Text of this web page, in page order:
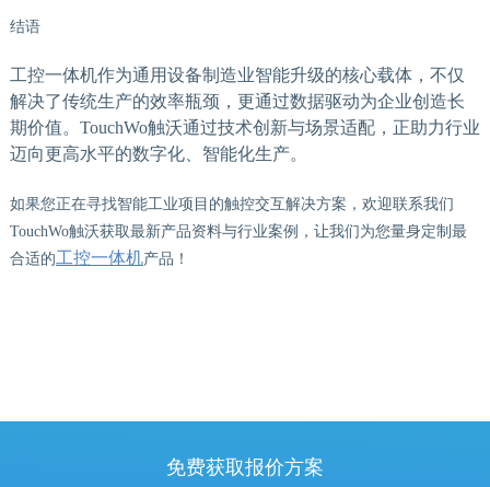
结语
工控一体机作为通用设备制造业智能升级的核心载体，不仅
解决了传统生产的效率瓶颈，更通过数据驱动为企业创造长
期价值。 TouchWo触沃通过技术创新与场景适配，正助力行业
迈向更高水平的数字化、智能化生产。
如果您正在寻找智能工业项目的触控交互解决方案，欢迎联系我们
TouchWo触沃获取最新产品资料与行业案例，让我们为您量身定制最
合适的工控一体机产品！
免费获取报价方案